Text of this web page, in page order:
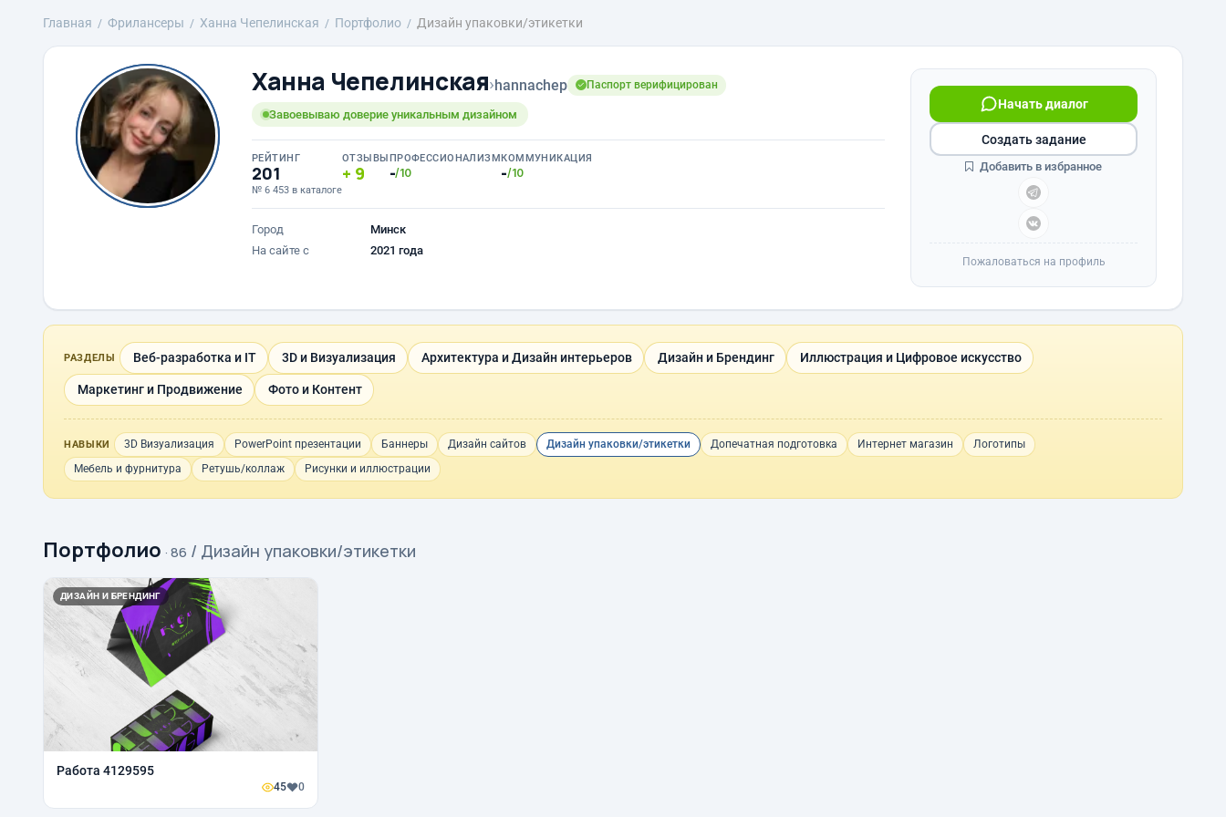
Главная Фрилансеры Ханна Чепелинская Портфолио Дизайн упаковки/этикетки
Ханна Чепелинская›hannachep Паспорт верифицирован
Завоевываю доверие уникальным дизайном
РЕЙТИНГ
201
№ 6 453 в каталоге
ОТЗЫВЫ
9
ПРОФЕССИОНАЛИЗМ
-/10
КОММУНИКАЦИЯ
-/10
Город
Минск
На сайте с
2021 года
Начать диалог
Создать задание
Добавить в избранное
Пожаловаться на профиль
РАЗДЕЛЫ Веб-разработка и IT 3D и Визуализация Архитектура и Дизайн интерьеров Дизайн и Брендинг Иллюстрация и Цифровое искусство
Маркетинг и Продвижение Фото и Контент
НАВЫКИ 3D Визуализация PowerPoint презентации Баннеры Дизайн сайтов Дизайн упаковки/этикетки Допечатная подготовка Интернет магазин
Логотипы
Мебель и фурнитура
Ретушь/коллаж Рисунки и иллюстрации
Портфолио · 86 / Дизайн упаковки/этикетки
ДИЗАЙН И БРЕНДИНГ
Работа 4129595
45 0